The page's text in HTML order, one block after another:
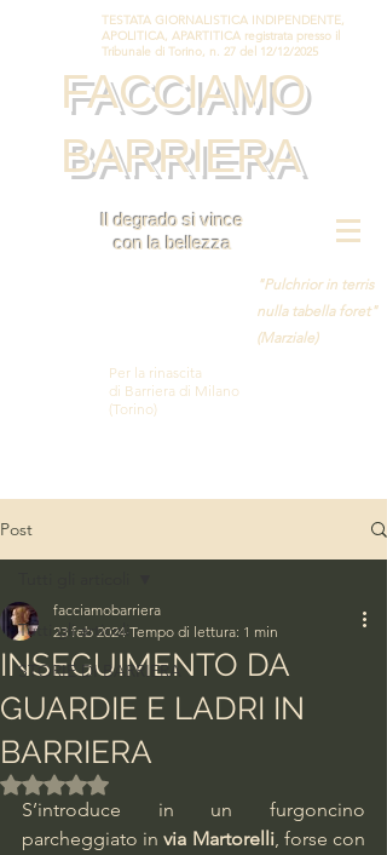
TESTATA GIORNALISTICA INDIPENDENTE,
APOLITICA, APARTITICA registrata presso il
Tribunale di Torino, n. 27 del 12/12/2025
FACCIAMO
BARRIERA
Il degrado si vince
con la bellezza
"Pulchrior in terris
nulla tabella foret"
(Marziale)
Per la rinascita
di Barriera di Milano
(Torino)
Post
Tutti gli articoli
STORIE DI BARRIERA
INSEGUIMENTO DA
GUARDIE E LADRI IN
BARRIERA
facciamobarriera
23 feb 2024 Tempo di lettura: 1 min
Valutazione NaN stelle su 5.
S’introduce in un furgoncino
parcheggiato in via Martorelli, forse con